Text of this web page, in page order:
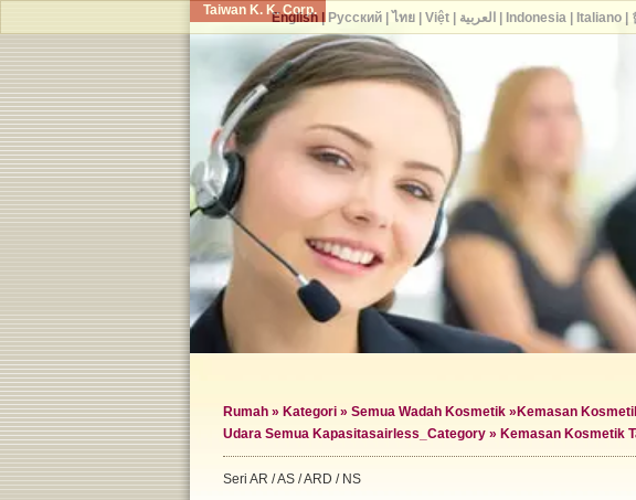
Taiwan K. K. Corp.
Rumah » Kategori » Semua Wadah Kosmetik » Kemasan
Udara Semua Kapasitasairless_Category » Kemasan Kosmetik
Seri AR / AS / ARD / NS
English| Русский| ไทย| Việt| العربية Indonesia| Italiano|